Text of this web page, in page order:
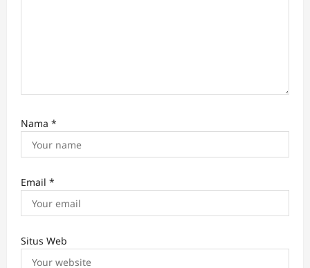
Nama *
Email *
Situs Web